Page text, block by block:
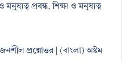
মনুষ্যত্ব প্রবন্ধ,শিক্ষা ও মনুষ্যত্ব
প্রশ্নোত্তর | (বাংলা) অষ্টম